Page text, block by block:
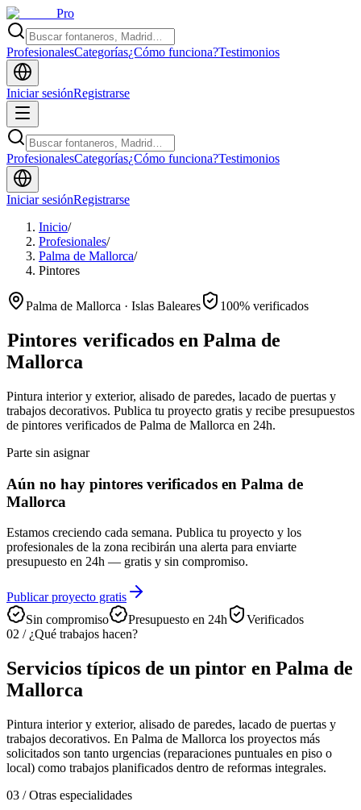
Pro
ProfesionalesCategorías¿Cómo funciona?Testimonios
Iniciar sesiónRegistrarse
ProfesionalesCategorías¿Cómo funciona?Testimonios
Iniciar sesiónRegistrarse
Inicio/
Profesionales/
Palma de Mallorca/
Pintores
Palma de Mallorca · Islas Baleares 100% verificados
Pintores verificados en Palma de
Mallorca
Pintura interior y exterior, alisado de paredes, lacado de puertas y
trabajos decorativos. Publica tu proyecto gratis y recibe presupuestos
de pintores verificados de Palma de Mallorca en 24h.
Parte sin asignar
Aún no hay pintores verificados en Palma de
Mallorca
Estamos creciendo cada semana. Publica tu proyecto y los
profesionales de la zona recibirán una alerta para enviarte
presupuesto en 24h — gratis y sin compromiso.
Publicar proyecto gratis
Sin compromiso
Presupuesto en 24h
Verificados
02 / ¿Qué trabajos hacen?
Servicios típicos de un pintor en Palma de
Mallorca
Pintura interior y exterior, alisado de paredes, lacado de puertas y
trabajos decorativos. En Palma de Mallorca los proyectos más
solicitados son tanto urgencias (reparaciones puntuales en piso o
local) como trabajos planificados dentro de reformas integrales.
03 /Otras especialidades